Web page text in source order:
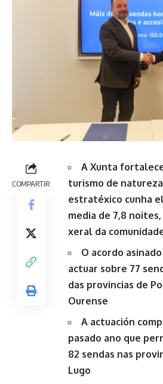
COMPARTIR
A Xunta
turismo de
estratéxico cunha
media de 7,8
xeral da
O acordo
actuar sobre 77
das provincias de
Ourense
A actuación
pasado ano que
82 sendas nas
Lugo